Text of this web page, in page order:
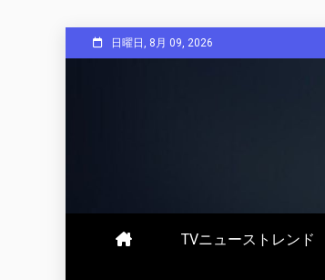
to
日曜日, 8月 09, 2026
TVニューストレンド